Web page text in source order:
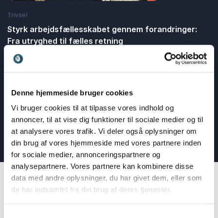
Denne hjemmeside bruger cookies
Vi bruger cookies til at tilpasse vores indhold og
annoncer, til at vise dig funktioner til sociale medier og til
at analysere vores trafik. Vi deler også oplysninger om
din brug af vores hjemmeside med vores partnere inden
for sociale medier, annonceringspartnere og
analysepartnere. Vores partnere kan kombinere disse
data med andre oplysninger, du har givet dem, eller som
de har indsamlet fra din brug af deres tjenester.
Trivsel
Styrk arbejdsfællesskabet gennem forandringer:
Fra utryghed til fælles retning
Malene Friis Andersen
Frem trivsel og læring på arbejdspladsen og minimér stress
Læs blogindlæg : Styrk arbejdsfællesskabet gennem
Læs alle blogindlæg